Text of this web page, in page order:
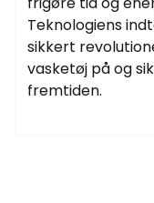
Teknologiens
sikkert
vasketøj på og
fremtiden.